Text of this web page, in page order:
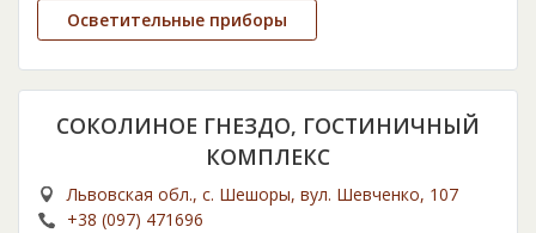
Осветительные приборы
СОКОЛИНОЕ ГНЕЗДО, ГОСТИНИЧНЫЙ
КОМПЛЕКС
Львовская обл., с. Шешоры, вул. Шевченко, 107
+38 (097) 471696